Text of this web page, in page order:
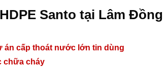
Santo tại Lâm Đồng
án cấp thoát nước lớn tin dùng
chữa cháy